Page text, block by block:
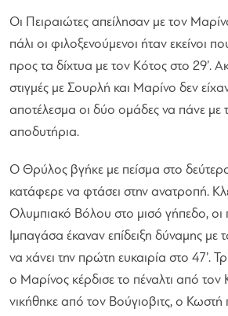
Οι Πειραιώτες απείλησαν με τον
πάλι οι φιλοξενούμενοι ήταν εκείνοι
προς τα δίχτυα με τον Κότος στο 29’.
στιγμές με Σουρλή και Μαρίνο δεν
αποτέλεσμα οι δύο ομάδες να πάνε με
αποδυτήρια.
Ο Θρύλος βγήκε με πείσμα στο
κατάφερε να φτάσει στην ανατροπή.
Ολυμπιακό Βόλου στο μισό γήπεδο, οι
Ιμπαγάσα έκαναν επίδειξη δύναμης
να χάνει την πρώτη ευκαιρία στο 47’.
ο Μαρίνος κέρδισε το πέναλτι από τον
νικήθηκε από τον Βούγιοβιτς, ο Κωστή